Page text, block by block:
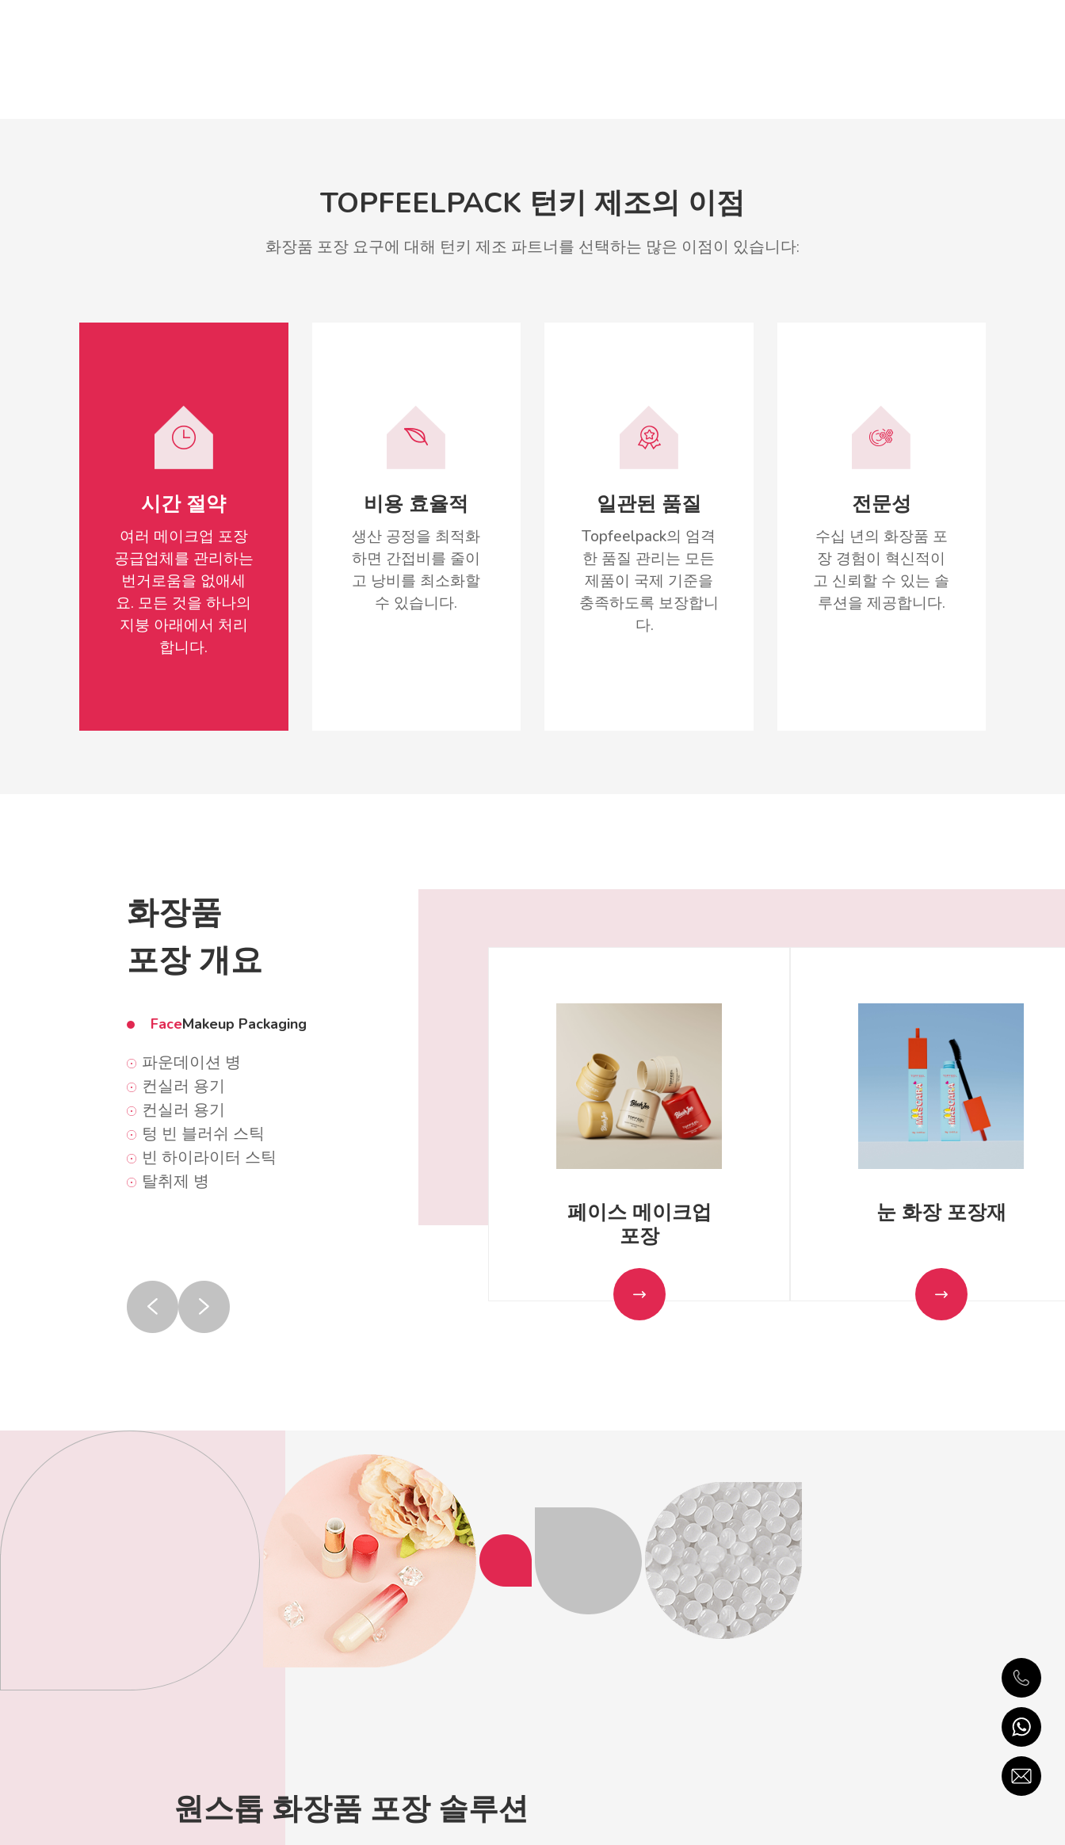
TOPFEELPACK 턴키 제조의 이점
화장품 포장 요구에 대해 턴키 제조 파트너를 선택하는 많은 이점이 있습니다:
시간 절약
여러 메이크업 포장
공급업체를 관리하는
번거로움을 없애세
요. 모든 것을 하나의
지붕 아래에서 처리
합니다.
비용 효율적
생산 공정을 최적화
하면 간접비를 줄이
고 낭비를 최소화할
수 있습니다.
일관된 품질
Topfeelpack의 엄격
한 품질 관리는 모든
제품이 국제 기준을
충족하도록 보장합니
다.
전문성
수십 년의 화장품 포
장 경험이 혁신적이
고 신뢰할 수 있는 솔
루션을 제공합니다.
화장품
포장 개요
FaceMakeup Packaging
파운데이션 병
컨실러 용기
컨실러 용기
텅 빈 블러쉬 스틱
빈 하이라이터 스틱
탈취제 병
페이스 메이크업
포장
눈 화장 포장재
원스톱 화장품 포장 솔루션